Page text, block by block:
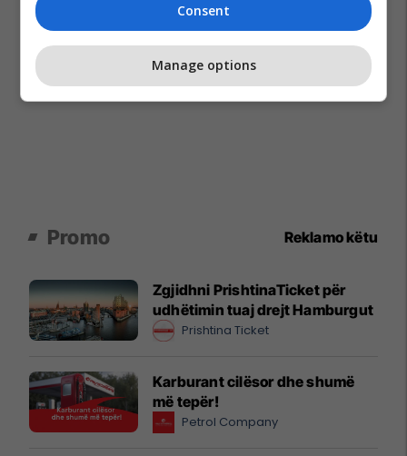
Promo Reklamo këtu
Zgjidhni PrishtinaTicket për
udhëtimin tuaj drejt Hamburgut
Prishtina Ticket
Karburant cilësor dhe shumë
më tepër!
Petrol Company
Consent
Manage options